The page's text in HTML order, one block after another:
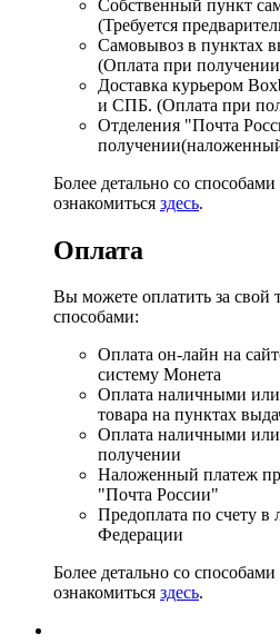
Собственный пункт
(Требуется
Самовывоз в пунктах
(Оплата при
Доставка курьером
и СПБ. (Оплата при
Отделения "Почта
Более детально со
ознакомиться здесь.
Оплата
Вы можете оплатить за свой
способами:
Оплата он-лайн на
систему Монета
Оплата наличными
товара на пунктах
Оплата наличными или
получении
Наложенный платеж
"Почта России"
Предоплата по счету в
Федерации
Более детально со
ознакомиться здесь.